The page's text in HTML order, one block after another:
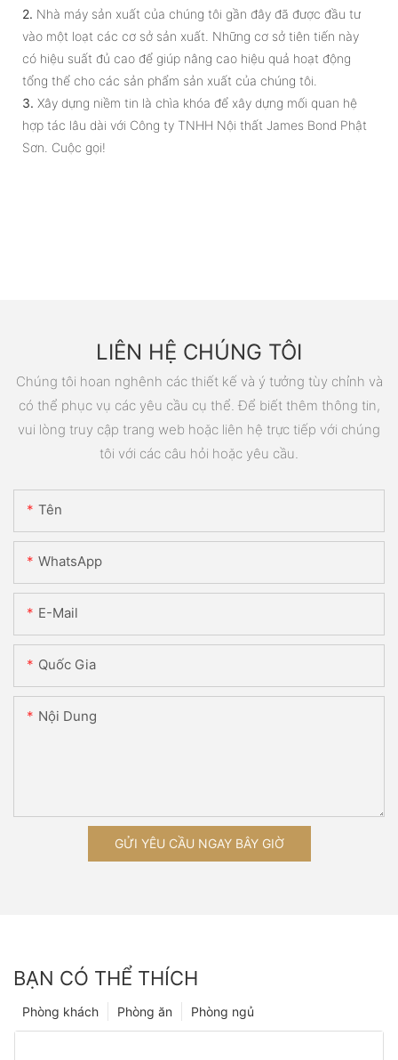
2. Nhà máy sản xuất của chúng tôi gần đây đã được đầu tư
vào một loạt các cơ sở sản xuất. Những cơ sở tiên tiến này
có hiệu suất đủ cao để giúp nâng cao hiệu quả hoạt động
tổng thể cho các sản phẩm sản xuất của chúng tôi.
3. Xây dựng niềm tin là chìa khóa để xây dựng mối quan hệ
hợp tác lâu dài với Công ty TNHH Nội thất James Bond Phật
Sơn. Cuộc gọi!
LIÊN HỆ CHÚNG TÔI
Chúng tôi hoan nghênh các thiết kế và ý tưởng tùy chỉnh và
có thể phục vụ các yêu cầu cụ thể. Để biết thêm thông tin,
vui lòng truy cập trang web hoặc liên hệ trực tiếp với chúng
tôi với các câu hỏi hoặc yêu cầu.
Tên
WhatsApp
E-Mail
Quốc Gia
Nội Dung
GỬI YÊU CẦU NGAY BÂY GIỜ
BẠN CÓ THỂ THÍCH
Phòng ngủ
Phòng ăn
Phòng khách